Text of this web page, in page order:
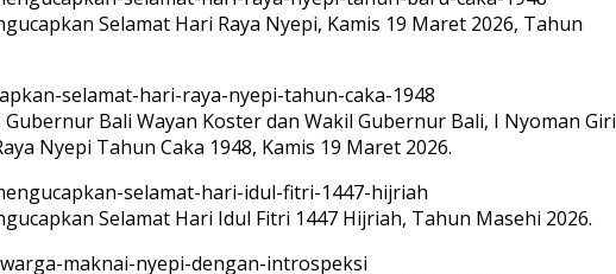
Selamat Hari Raya Nyepi, Kamis 19 Maret 2026, Tahun
Bali Wayan Koster dan Wakil Gubernur Bali, I Nyoman Giri
Nyepi Tahun Caka 1948, Kamis 19 Maret 2026.
Selamat Hari Idul Fitri 1447 Hijriah, Tahun Masehi 2026.